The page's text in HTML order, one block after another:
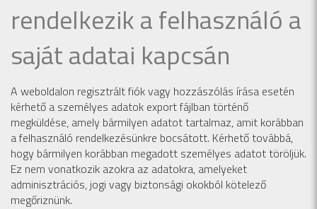
rendelkezik a felhasználó a
saját adatai kapcsán
A weboldalon regisztrált fiók vagy hozzászólás írása esetén
kérhető a személyes adatok export fájlban történő
megküldése, amely bármilyen adatot tartalmaz, amit korábban
a felhasználó rendelkezésünkre bocsátott. Kérhető továbbá,
hogy bármilyen korábban megadott személyes adatot töröljük.
Ez nem vonatkozik azokra az adatokra, amelyeket
adminisztrációs, jogi vagy biztonsági okokból kötelező
megőriznünk.